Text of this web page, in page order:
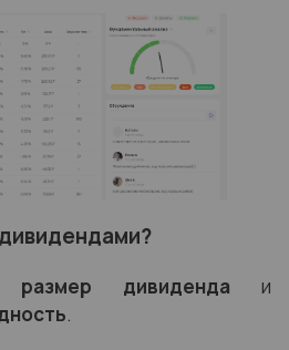
размер дивиденда и
.